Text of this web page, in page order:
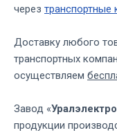
через транспортные
Доставку любого
транспортных
осуществляем
Завод «
продукции